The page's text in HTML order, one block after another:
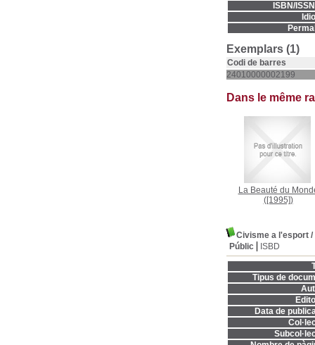
ISBN/
Exemplars (1)
Codi de barres
24010000002199
Dans le même
La Beauté du
([1995])
Civisme a l'esport /
Públic
ISBD
Tipus de
Data de